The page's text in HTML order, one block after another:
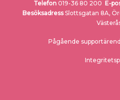
Telefon019-36 80 200E-
BesöksadressSlottsgatan 8A,
Pågående